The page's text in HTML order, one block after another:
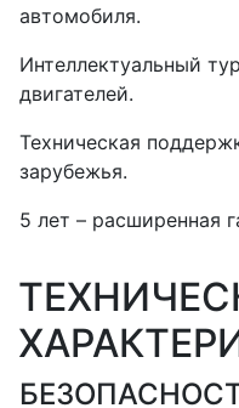
автомобиля.
Интеллектуальный
двигателей.
Техническая
зарубежья.
5 лет – расширенная